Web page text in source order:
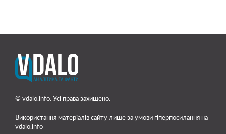
© vdalo.info. Усі права захищено.
Використання матеріалів сайту лише за умови гіперпосилання на
vdalo.info